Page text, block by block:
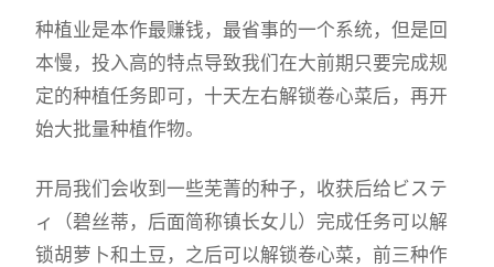
种植业是本作最赚钱，最省事的一个系统，但是回
本慢，投入高的特点导致我们在大前期只要完成规
定的种植任务即可，十天左右解锁卷心菜后，再开
始大批量种植作物。
开局我们会收到一些芜菁的种子，收获后给ビステ
ィ（碧丝蒂，后面简称镇长女儿）完成任务可以解
锁胡萝卜和土豆，之后可以解锁卷心菜，前三种作